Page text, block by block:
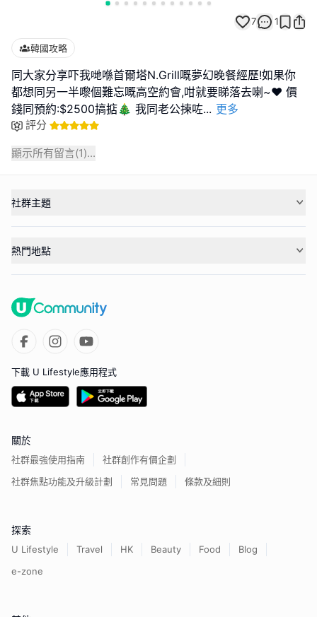
7 1
韓國攻略
同大家分享吓我哋喺首爾塔N.Grill嘅夢幻晚餐經歷!如果你
都想同另一半嚟個難忘嘅高空約會,咁就要睇落去喇~❤️ 價
錢同預約:$2500搞掂🎄 我同老公揀咗... 更多
評分
顯示所有留言(1)...
社群主題
熱門地點
下載 U Lifestyle應用程式
關於
社群最強使用指南
社群創作有價企劃
社群焦點功能及升級計劃
常見問題 條款及細則
探索
U Lifestyle Travel HK Beauty Food
Blog
e-zone